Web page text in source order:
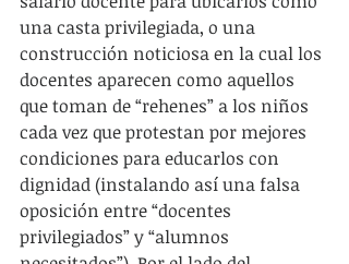
una casta privilegiada, o una
construcción noticiosa en la cual los
docentes aparecen como aquellos
que toman de “rehenes” a los niños
cada vez que protestan por mejores
condiciones para educarlos con
dignidad (instalando así una falsa
oposición entre “docentes
privilegiados” y “alumnos